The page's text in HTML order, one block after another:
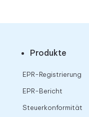
Produkte
EPR-Registrierung
EPR-Bericht
Steuerkonformität